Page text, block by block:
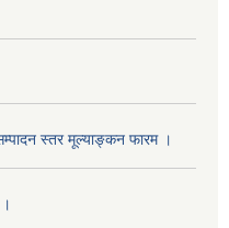
सम्पादन स्तर मूल्याङ्कन फारम ।